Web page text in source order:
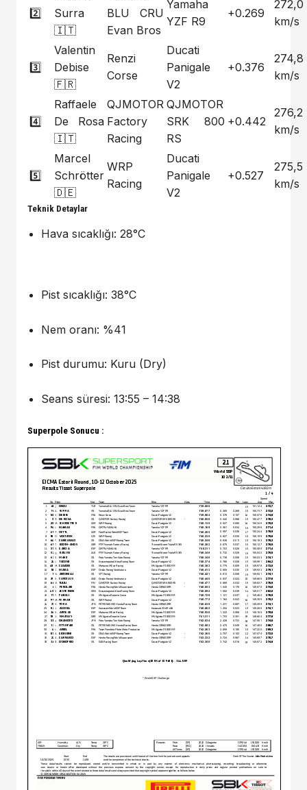
2️⃣
Surra
🇮🇹
BLU CRU
Evan Bros
Yamaha
YZF R9
+0.269
272,0
km/s
3️⃣
Valentin
Debise
🇫🇷
Renzi
Corse
Ducati
Panigale
V2
+0.376
274,8
km/s
4️⃣
Raffaele
De Rosa
🇮🇹
QJMOTOR
Factory
Racing
QJMOTOR
SRK 800
RS
+0.442
276,2
km/s
5️⃣
Marcel
Schrötter
🇩🇪
WRP
Racing
Ducati
Panigale
V2
+0.527
275,5
km/s
Teknik Detaylar
Hava sıcaklığı: 28°C
Pist sıcaklığı: 38°C
Nem oranı: %41
Pist durumu: Kuru (Dry)
Seans süresi: 13:55 – 14:38
Superpole Sonucu :